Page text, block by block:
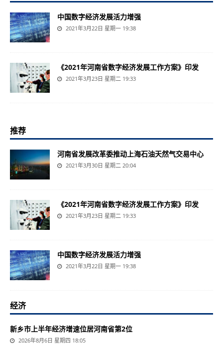
中国数字经济发展活力增强
2021年3月22日 星期一 19:38
《2021年河南省数字经济发展工作方案》印发
2021年3月23日 星期二 19:33
推荐
河南省发展改革委推动上海石油天然气交易中心
2021年3月30日 星期二 20:04
《2021年河南省数字经济发展工作方案》印发
2021年3月23日 星期二 19:33
中国数字经济发展活力增强
2021年3月22日 星期一 19:38
经济
新乡市上半年经济增速位居河南省第2位
2026年8月6日 星期四 18:05